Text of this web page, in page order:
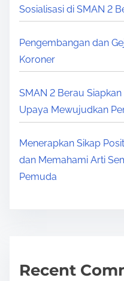
Sosialisasi di SMAN 2
Pengembangan dan
Koroner
SMAN 2 Berau
Upaya Mewujudkan
Menerapkan Sikap
dan Memahami Arti
Pemuda
Recent